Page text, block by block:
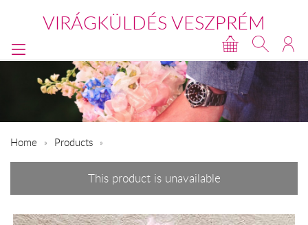
VIRÁGKÜLDÉS VESZPRÉM
Home Products
This product is unavailable